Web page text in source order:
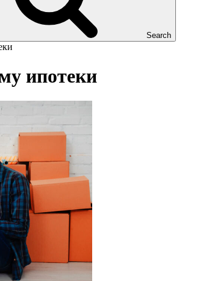
Search
ипотеки